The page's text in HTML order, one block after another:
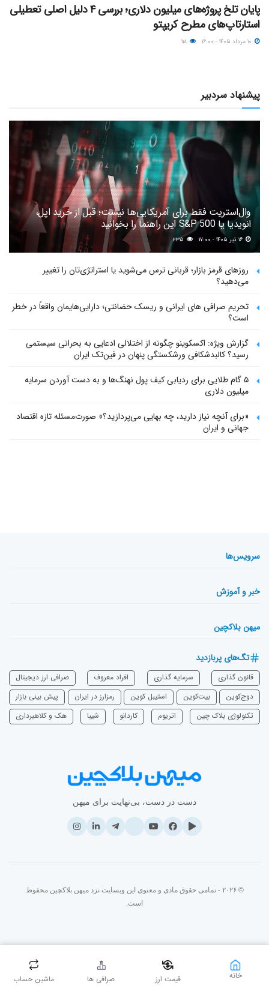
پایان تلخ پروژه‌های میلیون دلاری؛ بررسی ۴ دلیل اصلی تعطیلی
استارتاپ‌های مطرح کریپتو
پیشنهاد سردبیر
وال‌استریت فقط برای آمریکایی‌ها نیست؛ قبل از خرید اپل،
انویدیا یا S&P 500 این راهنما را بخوانید
۲۳۵
روزهای قرمز بازار؛ قربانی ترس می‌شوید یا استراتژی‌تان را تغییر
می‌دهید؟
تحریم صرافی های ایرانی و ریسک حضانتی؛ دارایی‌هایمان واقعاً در خطر
است؟
گزارش ویژه: اکسکوینو چگونه از اختلالی ادعایی به بحرانی سیستمی
رسید؟ کالبدشکافی ورشکستگی پنهان در فین‌تک ایران
۵ گام طلایی برای ردیابی کیف پول‌ نهنگ‌ها و به دست آوردن سرمایه
میلیون دلاری
«برای آنچه نیاز دارید، چه بهایی می‌پردازید؟» صورت‌مسئله تازه اقتصاد
جهانی و ایران
خانه قیمت ارز صرافی ها ماشین حساب
سرویس‌ها
خبر و آموزش
میهن بلاکچین
تگ‌های پربازدید
قانون گذاری سرمایه‌ گذاری افراد معروف
صرافی ارز دیجیتال
دوج‌کوین
بیت‌کوین استیبل کوین رمزارز در ایران
پیش بینی بازار
تکنولوژی بلاک چین
اتریوم ‌کاردانو شیبا هک و کلاهبرداری
دست در دست، بی‌نهایت برای میهن
© ۲۰۲۶ - تمامی حقوق مادی و معنوی این وبسایت نزد میهن بلاکچین محفوظ
است.